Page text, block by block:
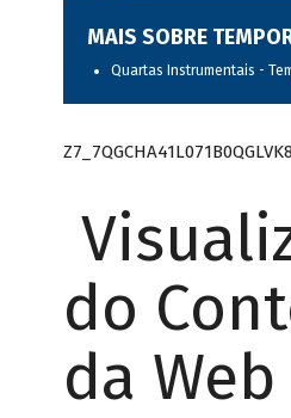
MAIS SOBRE
Quartas Instrumentais -
do
da Web